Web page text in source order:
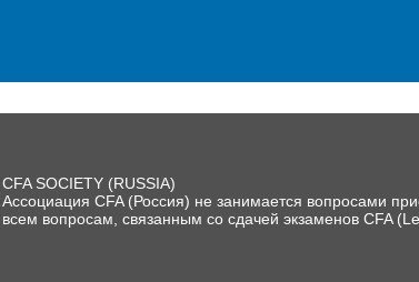
CFA SOCIETY (RUSSIA)
Ассоциация CFA (Россия) не занимается вопросами
всем вопросам, связанным со сдачей экзаменов CFA